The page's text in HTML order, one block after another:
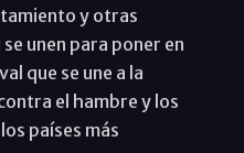
y otras
unen para poner en
que se une a la
el hambre y los
países más